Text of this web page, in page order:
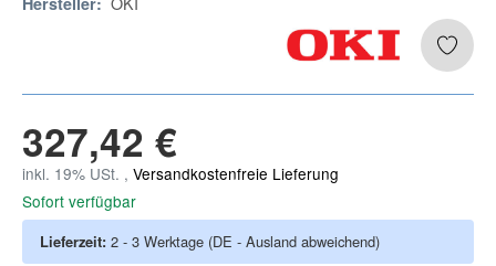
327,42 €
inkl. 19% USt. , Versandkostenfreie Lieferung
Sofort verfügbar
Lieferzeit: 2 - 3 Werktage (DE - Ausland abweichend)